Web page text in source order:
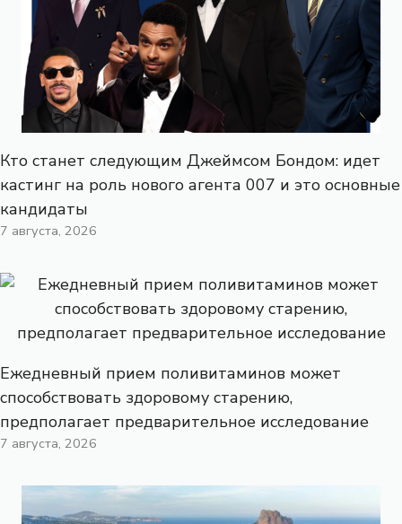
Кто станет следующим Джеймсом Бондом: идет
кастинг на роль нового агента 007 и это основные
кандидаты
7 августа, 2026
Ежедневный прием поливитаминов может
способствовать здоровому старению,
предполагает предварительное исследование
7 августа, 2026